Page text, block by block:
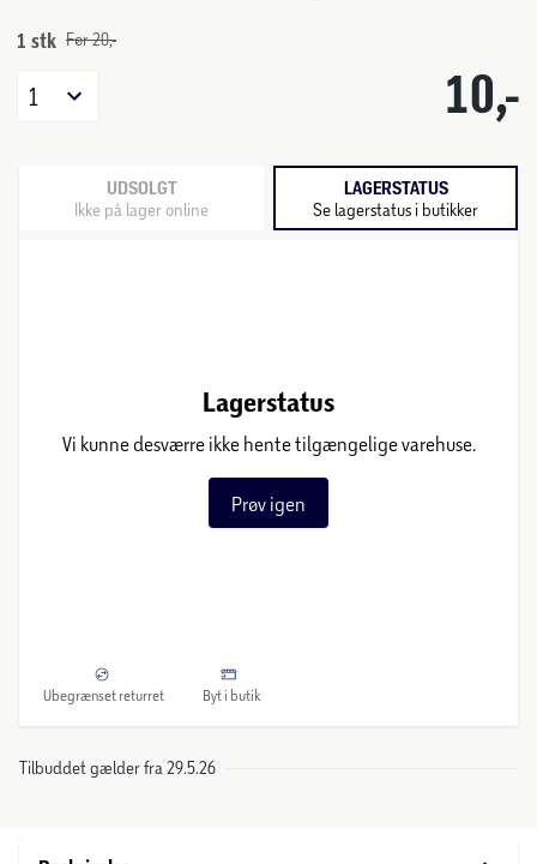
1 stk Før 20,-
10,-
1
UDSOLGT
Ikke på lager online
LAGERSTATUS
Se lagerstatus i butikker
Lagerstatus
Vi kunne desværre ikke hente tilgængelige varehuse.
Prøv igen
Ubegrænset returret Byt i butik
Tilbuddet gælder fra 29.5.26